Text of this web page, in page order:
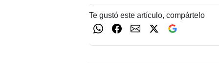
Te gustó este artículo, compártelo